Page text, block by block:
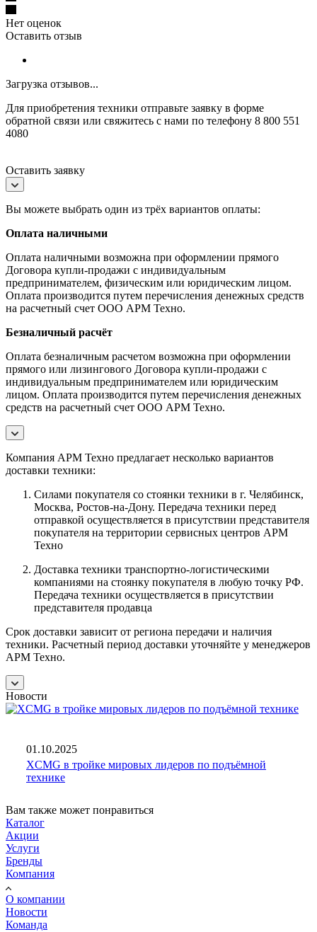
Нет оценок
Оставить отзыв
Загрузка отзывов...
Для приобретения техники отправьте заявку в форме
обратной связи или свяжитесь с нами по телефону 8 800 551
4080
Оставить заявку
Вы можете выбрать один из трёх вариантов оплаты:
Оплата наличными
Оплата наличными возможна при оформлении прямого
Договора купли-продажи с индивидуальным
предпринимателем, физическим или юридическим лицом.
Оплата производится путем перечисления денежных средств
на расчетный счет ООО АРМ Техно.
Безналичный расчёт
Оплата безналичным расчетом возможна при оформлении
прямого или лизингового Договора купли-продажи с
индивидуальным предпринимателем или юридическим
лицом. Оплата производится путем перечисления денежных
средств на расчетный счет ООО АРМ Техно.
Компания АРМ Техно предлагает несколько вариантов
доставки техники:
Силами покупателя со стоянки техники в г. Челябинск,
Москва, Ростов-на-Дону. Передача техники перед
отправкой осуществляется в присутствии представителя
покупателя на территории сервисных центров АРМ
Техно
Доставка техники транспортно-логистическими
компаниями на стоянку покупателя в любую точку РФ.
Передача техники осуществляется в присутствии
представителя продавца
Срок доставки зависит от региона передачи и наличия
техники. Расчетный период доставки уточняйте у менеджеров
АРМ Техно.
Новости
01.10.2025
XCMG в тройке мировых лидеров по подъёмной
технике
Вам также может понравиться
Каталог
Акции
Услуги
Бренды
Компания
О компании
Новости
Команда